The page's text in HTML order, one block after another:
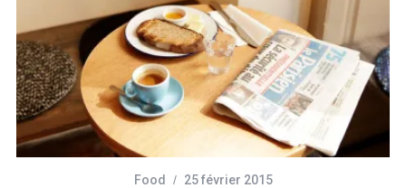
Food 25 février 2015